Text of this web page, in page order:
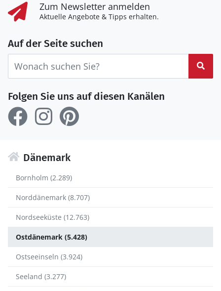
Zum Newsletter anmelden
Aktuelle Angebote & Tipps erhalten.
Auf der Seite suchen
Folgen Sie uns auf diesen Kanälen
Dänemark
Bornholm (2.289)
Norddänemark (8.707)
Nordseeküste (12.763)
Ostdänemark (5.428)
Ostseeinseln (3.924)
Seeland (3.277)